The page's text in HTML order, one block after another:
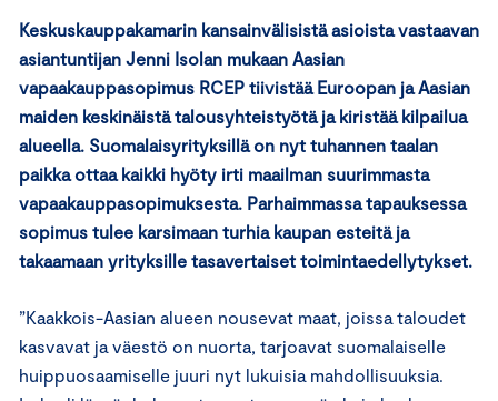
Keskuskauppakamarin kansainvälisistä asioista vastaavan
asiantuntijan Jenni Isolan mukaan Aasian
vapaakauppasopimus RCEP tiivistää Euroopan ja Aasian
maiden keskinäistä talousyhteistyötä ja kiristää kilpailua
alueella. Suomalaisyrityksillä on nyt tuhannen taalan
paikka ottaa kaikki hyöty irti maailman suurimmasta
vapaakauppasopimuksesta. Parhaimmassa tapauksessa
sopimus tulee karsimaan turhia kaupan esteitä ja
takaamaan yrityksille tasavertaiset toimintaedellytykset.
”Kaakkois-Aasian alueen nousevat maat, joissa taloudet
kasvavat ja väestö on nuorta, tarjoavat suomalaiselle
huippuosaamiselle juuri nyt lukuisia mahdollisuuksia.